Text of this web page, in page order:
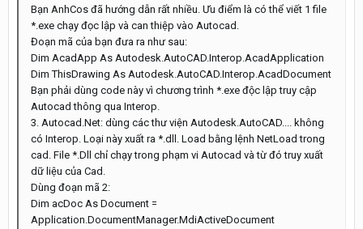
Bạn AnhCos đã hướng dẫn rất nhiều. Ưu điểm là có thể viết 1 file
*.exe chạy đọc lập và can thiệp vào Autocad.
Đoạn mã của bạn đưa ra như sau:
Dim AcadApp As Autodesk.AutoCAD.Interop.AcadApplication
Dim ThisDrawing As Autodesk.AutoCAD.Interop.AcadDocument
Bạn phải dùng code này vì chương trình *.exe độc lập truy cập
Autocad thông qua Interop.
3. Autocad.Net: dùng các thư viện Autodesk.AutoCAD.... không
có Interop. Loại này xuất ra *.dll. Load bằng lệnh NetLoad trong
cad. File *.Dll chỉ chạy trong phạm vi Autocad và từ đó truy xuất
dữ liệu của Cad.
Dùng đoạn mã 2:
Dim acDoc As Document =
Application.DocumentManager.MdiActiveDocument